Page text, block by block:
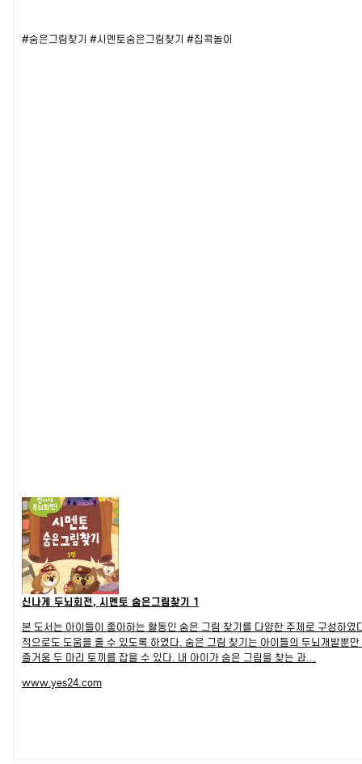
#숨은그림찾기 #시멘토숨은그림찾기 #집콕놀이
신나게 두뇌회전, 시멘토 숨은그림찾기 1
본 도서는 아이들이 좋아하는 활동인 숨은 그림 찾기를 다양한 주제로 구성하
적으로도 도움을 줄 수 있도록 하였다. 숨은 그림 찾기는 아이들의 두뇌개발뿐
즐거움 두 마리 토끼를 잡을 수 있다. 내 아이가 숨은 그림을 찾는 과...
www.yes24.com